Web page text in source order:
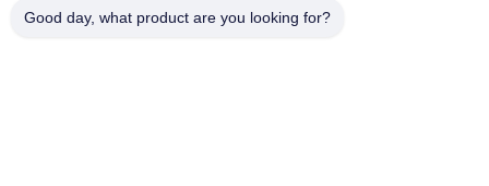
Politique de confidentialité Plan du site| La Chine est bonne.
Good day, what product are you looking for?